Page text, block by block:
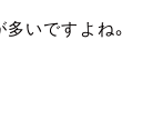
いですよね。